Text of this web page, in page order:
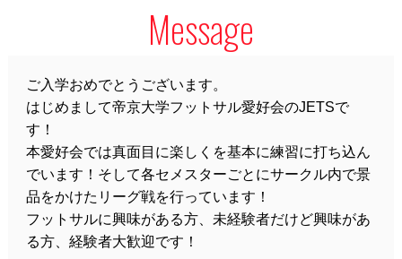
Message
ご入学おめでとうございます。
はじめまして帝京大学フットサル愛好会のJETSで
す！
本愛好会では真面目に楽しくを基本に練習に打ち込ん
でいます！そして各セメスターごとにサークル内で景
品をかけたリーグ戦を行っています！
フットサルに興味がある方、未経験者だけど興味があ
る方、経験者大歓迎です！